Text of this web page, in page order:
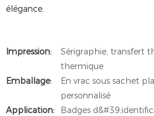
élégance.
Impression:
Sérigraphie, transfert
thermique
Emballage:
En vrac sous sachet
personnalisé
Application:
Badges